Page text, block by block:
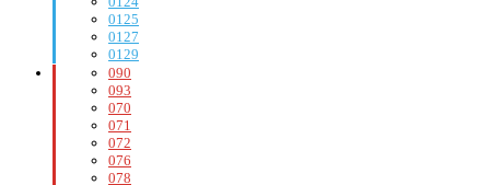
0125
0127
0129
090
093
070
071
072
076
078